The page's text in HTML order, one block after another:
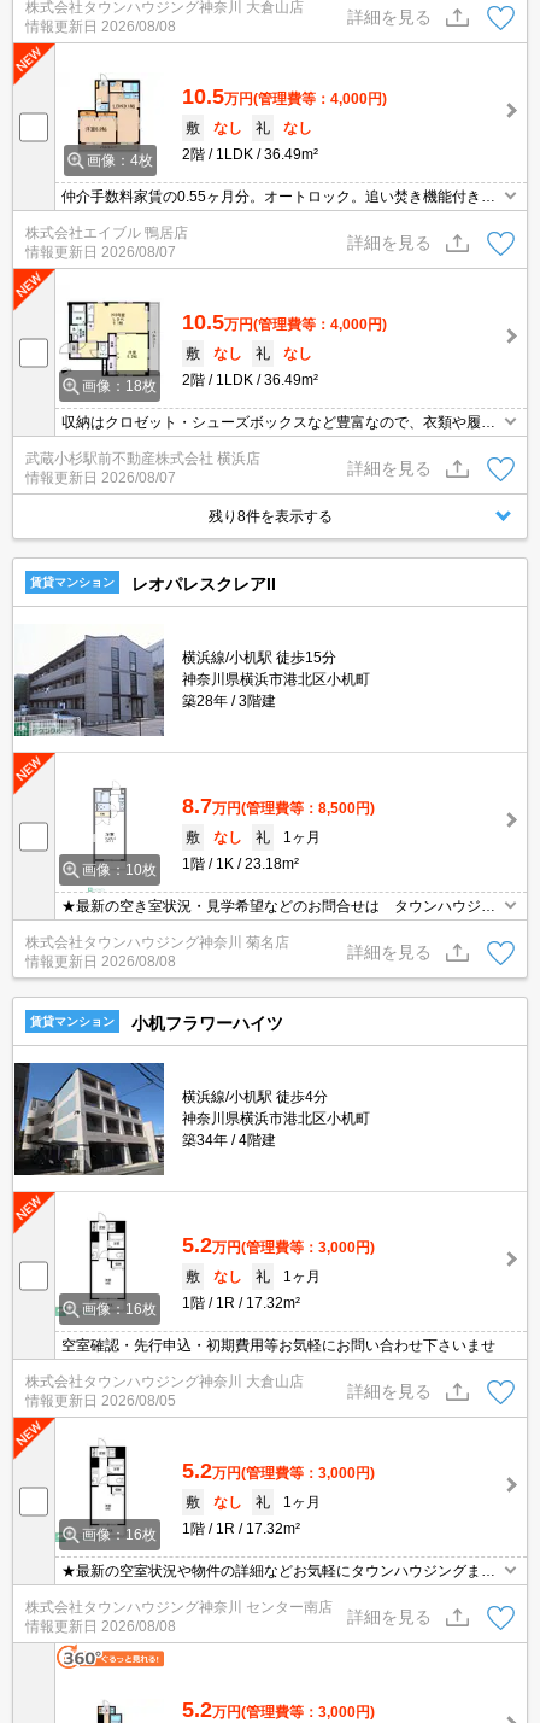
株式会社タウンハウジング神奈川 大倉山店
情報更新日 2026/08/08
詳細を見る
画像：4枚
10.5万円(管理費等：4,000円)
敷
なし 礼
なし
2階
1LDK 36.49m²
仲介手数料家賃の0.55ヶ月分。オートロック。追い焚き機能付きバ
ス。口座振替手数料660円/月。違約金有（2年未満総賃料1ヶ月分、
1年未満2ヶ月）。最寄り駅まで徒歩3分！。退去時の清掃費実費。
株式会社エイブル 鴨居店
情報更新日 2026/08/07
詳細を見る
画像：18枚
10.5万円(管理費等：4,000円)
敷
なし 礼
なし
2階
1LDK 36.49m²
収納はクロゼット・シューズボックスなど豊富なので、衣類や履き
物の整理がしやすく便利です。室内設備は洗面所独立・浴室乾燥機
など充実した設備を備え付けています。セキュリティ面は、TVイン
ターホン・オートロックなど充実しているので安心して生活できま
す。2駅利用可能なので、用途や行き先に応じて経路を選択できま
武蔵小杉駅前不動産株式会社 横浜店
情報更新日 2026/08/07
詳細を見る
残り8件を表示する
賃貸マンション レオパレスクレアII
横浜線/小机駅 徒歩15分
神奈川県横浜市港北区小机町
築28年
3階建
画像：10枚
8.7万円(管理費等：8,500円)
敷
なし 礼
1ヶ月
1階
1K 23.18m²
★最新の空き室状況・見学希望などのお問合せは タウンハウジン
グまでお気軽に♪★
株式会社タウンハウジング神奈川 菊名店
情報更新日 2026/08/08
詳細を見る
賃貸マンション 小机フラワーハイツ
横浜線/小机駅 徒歩4分
神奈川県横浜市港北区小机町
築34年
4階建
画像：16枚
5.2万円(管理費等：3,000円)
敷
なし 礼
1ヶ月
1階
1R 17.32m²
空室確認・先行申込・初期費用等お気軽にお問い合わせ下さいませ
株式会社タウンハウジング神奈川 大倉山店
情報更新日 2026/08/05
詳細を見る
画像：16枚
5.2万円(管理費等：3,000円)
敷
なし 礼
1ヶ月
1階
1R 17.32m²
★最新の空室状況や物件の詳細などお気軽にタウンハウジングまで
お問い合わせください★
株式会社タウンハウジング神奈川 センター南店
情報更新日 2026/08/08
詳細を見る
5.2万円(管理費等：3,000円)